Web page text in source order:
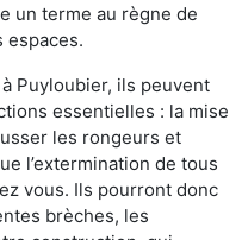
un terme au règne de
espaces.
Puyloubier, ils peuvent
essentielles : la mise
les rongeurs et
l’extermination de tous
vous. Ils pourront donc
brèches, les